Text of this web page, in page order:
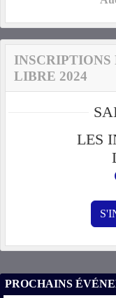
LIBRE 2024
LES
PROCHAINS